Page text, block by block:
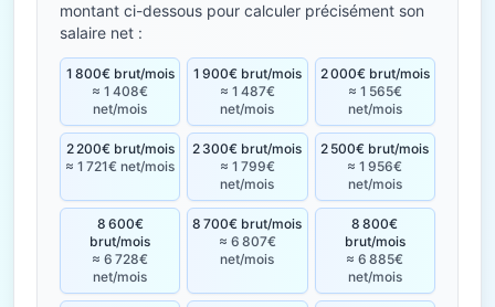
montant ci-dessous pour calculer précisément son
salaire net :
1 800€ brut/mois
≈ 1 408€
net/mois
1 900€ brut/mois
≈ 1 487€
net/mois
2 000€ brut/mois
≈ 1 565€
net/mois
2 200€ brut/mois
≈ 1 721€ net/mois
2 300€ brut/mois
≈ 1 799€
net/mois
2 500€ brut/mois
≈ 1 956€
net/mois
8 600€
brut/mois
≈ 6 728€
net/mois
8 700€ brut/mois
≈ 6 807€
net/mois
8 800€
brut/mois
≈ 6 885€
net/mois